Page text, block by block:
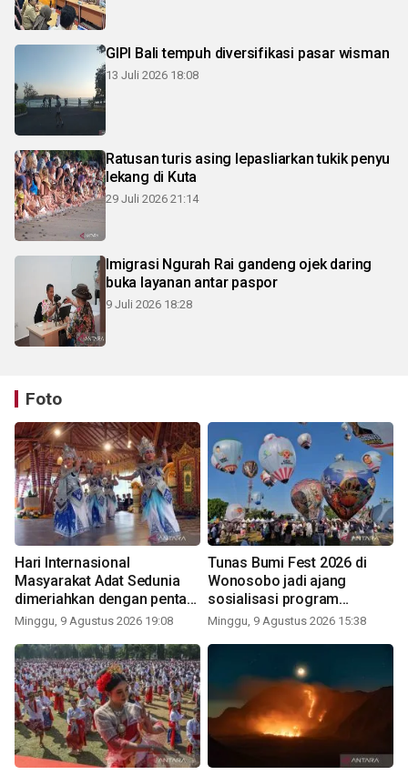
GIPI Bali tempuh diversifikasi pasar wisman
13 Juli 2026 18:08
Ratusan turis asing lepasliarkan tukik penyu
lekang di Kuta
29 Juli 2026 21:14
Imigrasi Ngurah Rai gandeng ojek daring
buka layanan antar paspor
9 Juli 2026 18:28
Foto
Hari Internasional
Masyarakat Adat Sedunia
dimeriahkan dengan pentas
seni budaya Bali
Minggu, 9 Agustus 2026 19:08
Tunas Bumi Fest 2026 di
Wonosobo jadi ajang
sosialisasi program
pemerintah lewat balon
Minggu, 9 Agustus 2026 15:38